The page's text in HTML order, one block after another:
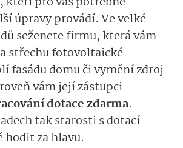
úpravy provádí. Ve velké
seženete firmu, která vám
střechu fotovoltaické
fasádu domu či vymění zdroj
vám její zástupci
dotace zdarma.
tak starosti s dotací
hodit za hlavu.